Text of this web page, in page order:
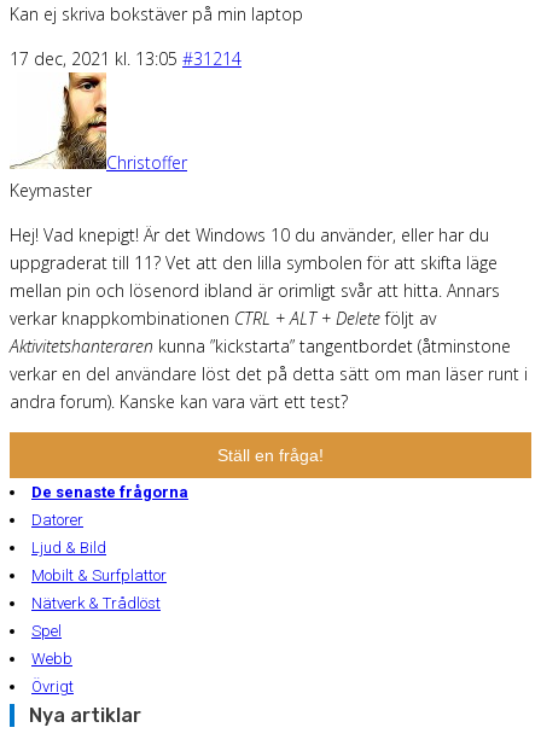
Kan ej skriva bokstäver på min laptop
17 dec, 2021 kl. 13:05 #31214
Christoffer
Keymaster
Hej! Vad knepigt! Är det Windows 10 du använder, eller har du
uppgraderat till 11? Vet att den lilla symbolen för att skifta läge
mellan pin och lösenord ibland är orimligt svår att hitta. Annars
verkar knappkombinationen CTRL + ALT + Deleteföljt av
Aktivitetshanteraren kunna ”kickstarta” tangentbordet (åtminstone
verkar en del användare löst det på detta sätt om man läser runt i
andra forum). Kanske kan vara värt ett test?
Ställ en fråga!
De senaste frågorna
Datorer
Ljud & Bild
Mobilt & Surfplattor
Nätverk & Trådlöst
Spel
Webb
Övrigt
Nya artiklar